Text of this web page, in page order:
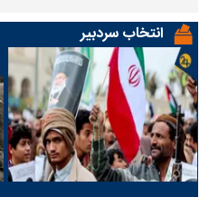
انتخاب سردبیر